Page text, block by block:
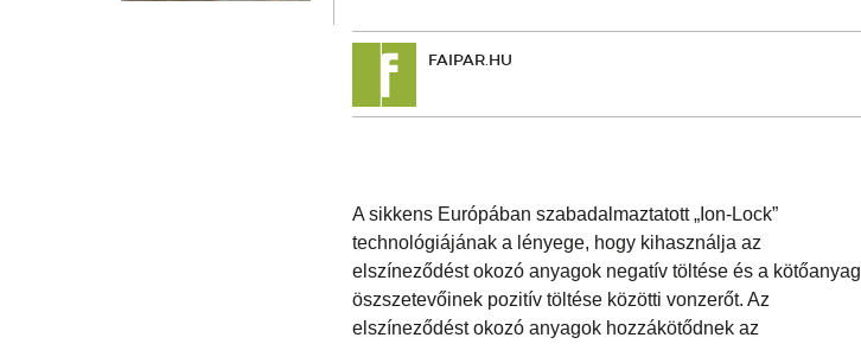
FAIPAR.HU
A sikkens Európában szabadalmaztatott „Ion-Lock”
technológiájának a lényege, hogy kihasználja az
elszíneződést okozó anyagok negatív töltése és a kötőanyag
öszszetevőinek pozitív töltése közötti vonzerőt. Az
elszíneződést okozó anyagok hozzákötődnek az